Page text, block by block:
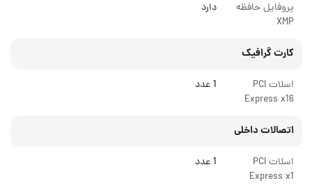
پروفایل حافظه
XMP
دارد
کارت گرافیک
اسلات PCI
Express x16
1 عدد
اتصالات داخلی
اسلات PCI
Express x1
1 عدد